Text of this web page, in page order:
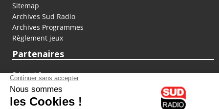
Sitemap
Archives Sud Radio
Archives Programmes
Règlement jeux
Partenaires
fiducial.fr
lyoncapitale.fr
olympique-et-lyonnais.com